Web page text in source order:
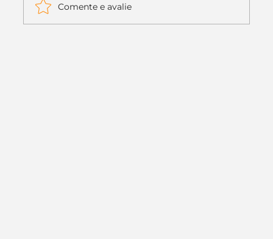
Comente e avalie